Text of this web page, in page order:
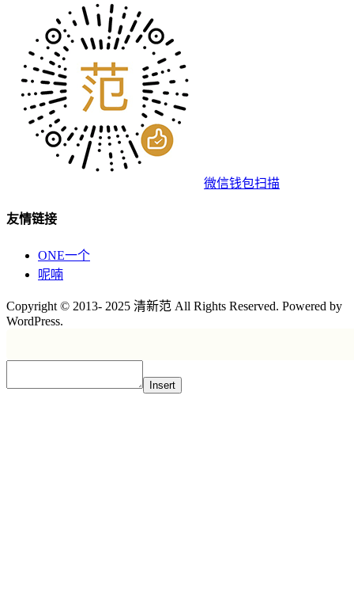
微信钱包扫描
友情链接
ONE一个
呢喃
Copyright © 2013- 2025 清新范 All Rights Reserved. Powered by
WordPress.
Insert